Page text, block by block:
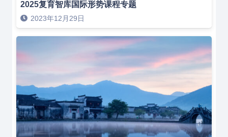
2025复育智库国际形势课程专题
2023年12月29日